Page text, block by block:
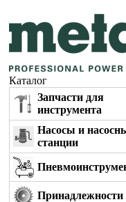
Каталог
Запчасти для
инструмента
Насосы и
станции
Принадлежности